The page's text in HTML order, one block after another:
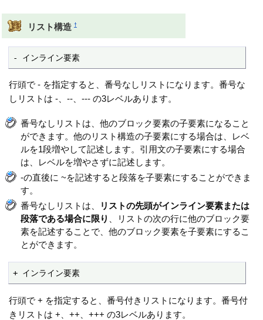
リスト構造 †
- インライン要素
行頭で - を指定すると、番号なしリストになります。番号な
しリストは -、--、--- の3レベルあります。
番号なしリストは、他のブロック要素の子要素になること
ができます。他のリスト構造の子要素にする場合は、レベ
ルを1段増やして記述します。引用文の子要素にする場合
は、レベルを増やさずに記述します。
-の直後に ~を記述すると段落を子要素にすることができま
す。
番号なしリストは、
リストの先頭がインライン要素または
段落である場合に限り
、リストの次の行に他のブロック要
素を記述することで、他のブロック要素を子要素にするこ
とができます。
+ インライン要素
行頭で + を指定すると、番号付きリストになります。番号付
きリストは +、++、+++ の3レベルあります。